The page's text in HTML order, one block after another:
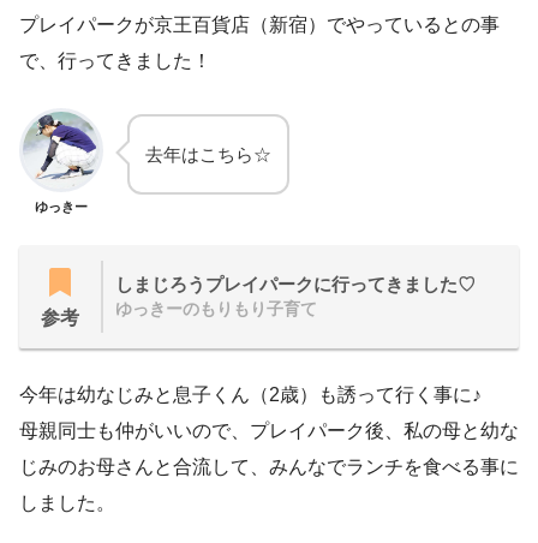
プレイパークが京王百貨店（新宿）でやっているとの事
で、行ってきました！
ゆっきー
去年はこちら☆
参考
しまじろうプレイパークに行ってきました♡
ゆっきーのもりもり子育て
今年は幼なじみと息子くん（2歳）も誘って行く事に♪
母親同士も仲がいいので、プレイパーク後、私の母と幼な
じみのお母さんと合流して、みんなでランチを食べる事に
しました。